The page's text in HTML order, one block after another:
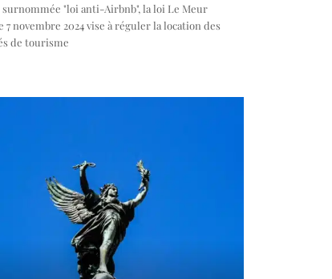
surnommée "loi anti-Airbnb", la loi Le Meur
7 novembre 2024 vise à réguler la location des
de tourisme